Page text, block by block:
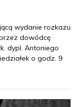
wydanie rozkazu
dowódcę
dypl. Antoniego
o godz. 9